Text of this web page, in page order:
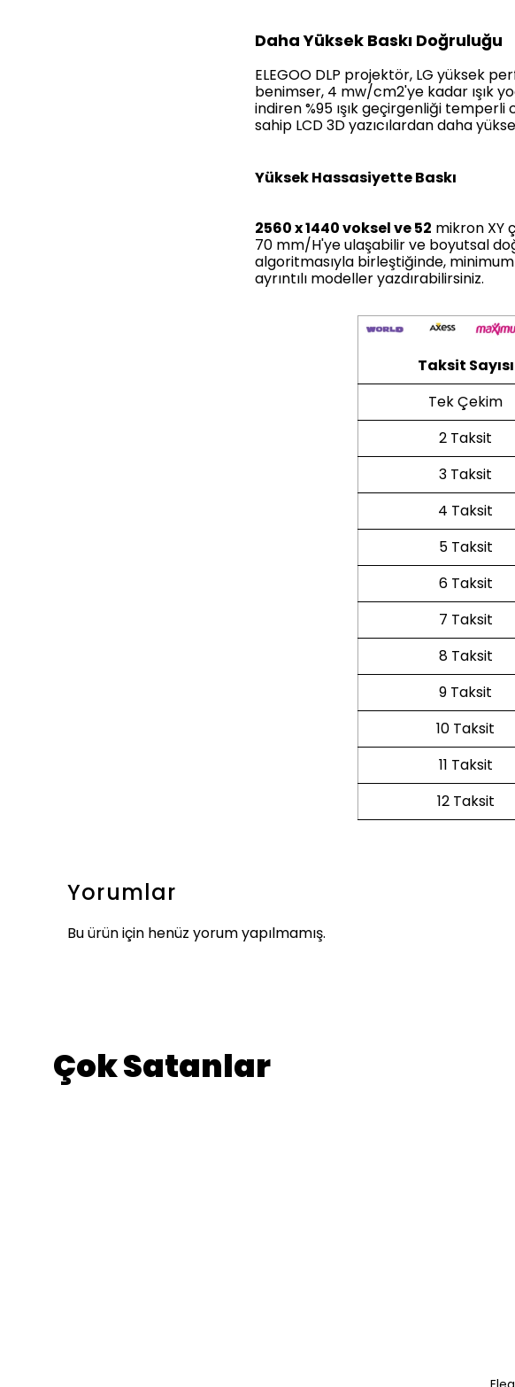
Daha Yüksek Baskı Doğruluğu
ELEGOO DLP projektör, LG yüksek
benimser, 4 mw/cm2'ye kadar ışık
indiren %95 ışık geçirgenliği
sahip LCD 3D yazıcılardan daha
Yüksek Hassasiyette Baskı
2560 x 1440 voksel ve 52 mikron XY
70 mm/H'ye ulaşabilir ve boyutsal
algoritmasıyla birleştiğinde,
ayrıntılı modeller yazdırabilirsiniz.
Taksit Sayısı
Tek Çekim
2 Taksit
3 Taksit
4 Taksit
5 Taksit
6 Taksit
7 Taksit
8 Taksit
9 Taksit
10 Taksit
11 Taksit
12 Taksit
Yorumlar
Bu ürün için henüz yorum yapılmamış.
Çok Satanlar